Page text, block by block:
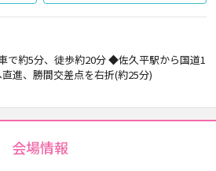
で約5分、徒歩約20分 ◆佐久平駅から国道1
進、勝間交差点を右折(約25分)
会場情報